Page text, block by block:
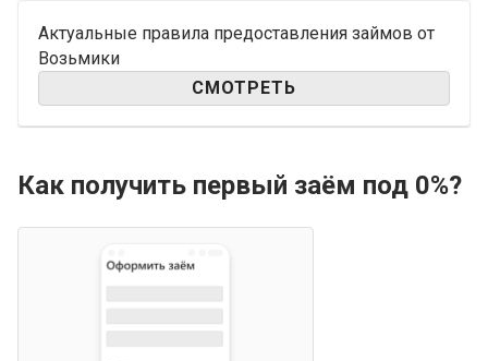
Актуальные правила предоставления займов от
Возьмики
СМОТРЕТЬ
Как получить первый заём под 0%?